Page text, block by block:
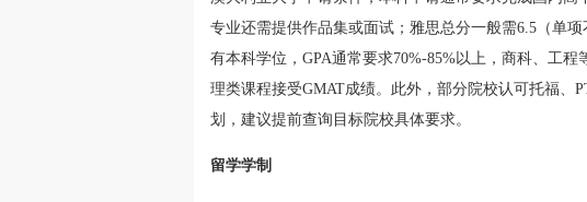
专业还需提供作品集或面试；雅思总分一般需6.5（单
有本科学位，GPA通常要求70%-85%以上，商科、工
理类课程接受GMAT成绩。此外，部分院校认可托福、
划，建议提前查询目标院校具体要求。
留学学制